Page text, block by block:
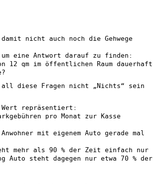
nicht auch noch die Gehwege
eine Antwort darauf zu finden:
12 qm im öffentlichen Raum dauerhaft
diese Fragen nicht „Nichts“ sein
repräsentiert:
pro Monat zur Kasse
mit eigenem Auto gerade mal
mehr als 90 % der Zeit einfach nur
steht dagegen nur etwa 70 % der